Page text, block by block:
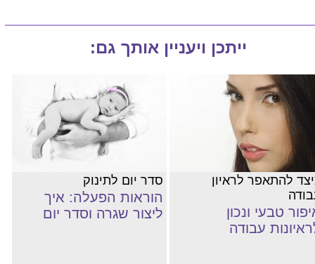
ייתכן ויעניין אותך גם:
להתאפר לראיון
טבעי ונכון
עבודה
סדר יום לתינוק
הוראות הפעלה: איך
ליצור שגרה וסדר יום